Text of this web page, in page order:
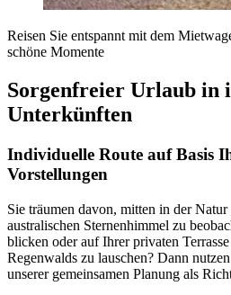
Reisen Sie entspannt mit dem
schöne Momente
Sorgenfreier Urlaub in
Unterkünften
Individuelle Route auf Basis
Vorstellungen
Sie träumen davon, mitten in der Natur
australischen Sternenhimmel zu
blicken oder auf Ihrer privaten
Regenwalds zu lauschen? Dann
unserer gemeinsamen Planung als